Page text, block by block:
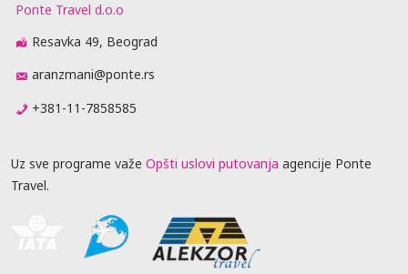
Ponte Travel d.o.o
Resavka 49, Beograd
aranzmani@ponte.rs
+381-11-7858585
Uz sve programe važe Opšti uslovi putovanja agencije Ponte
Travel.